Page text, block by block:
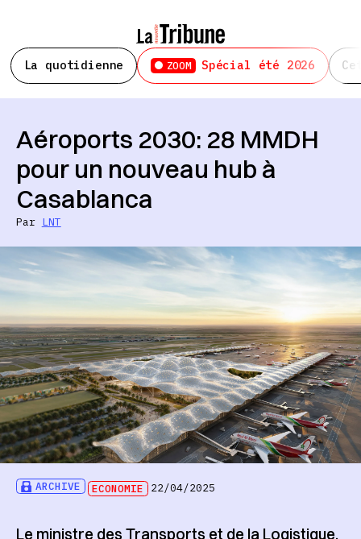
La quotidienne ZOOM Spécial été 2026
ARCHIVE ECONOMIE 22/04/2025
Aéroports 2030: 28 MMDH
pour un nouveau hub à
Casablanca
Par LNT
Le ministre des Transports et de la Logistique,